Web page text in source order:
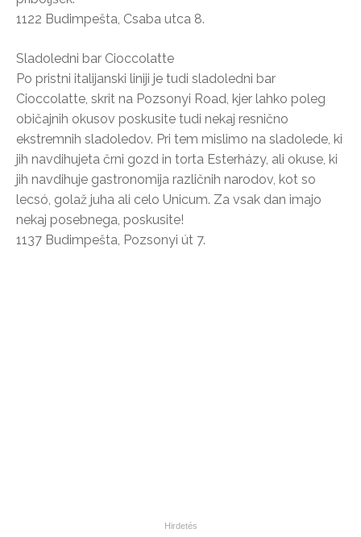
1122 Budimpešta, Csaba utca 8.
Sladoledni bar Cioccolatte
Po pristni italijanski liniji je tudi sladoledni bar
Cioccolatte, skrit na Pozsonyi Road, kjer lahko poleg
običajnih okusov poskusite tudi nekaj resnično
ekstremnih sladoledov. Pri tem mislimo na sladolede, ki
jih navdihujeta črni gozd in torta Esterházy, ali okuse, ki
jih navdihuje gastronomija različnih narodov, kot so
lecsó, golaž juha ali celo Unicum. Za vsak dan imajo
nekaj posebnega, poskusite!
1137 Budimpešta, Pozsonyi út 7.